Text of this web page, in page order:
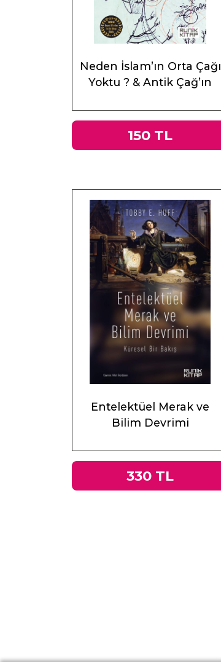
Neden İslam’ın Orta Çağı
Yoktu ? & Antik Çağ’ın
150 TL
Entelektüel Merak ve
Bilim Devrimi
330 TL